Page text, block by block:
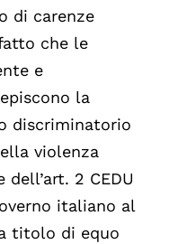
di carenze
che le
e
la
discriminatorio
violenza
2 CEDU
italiano al
titolo di equo